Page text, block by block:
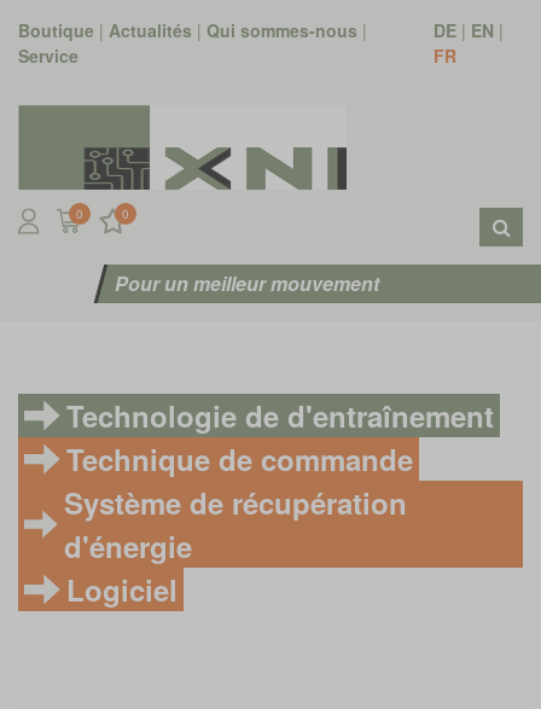
Boutique | Actualités | Qui sommes-nous |
Service
DE| EN |
FR
0 0
Pour un meilleur mouvement
Technologie de d'entraînement
Technique de commande
Système de récupération
d'énergie
Logiciel